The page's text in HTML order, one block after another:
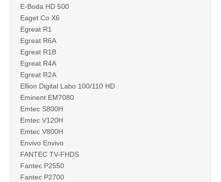
E-Boda HD 500
Eaget Co X6
Egreat R1
Egreat R6A
Egreat R1B
Egreat R4A
Egreat R2A
Ellion Digital Labo 100/110 HD
Eminent EM7080
Emtec S800H
Emtec V120H
Emtec V800H
Envivo Envivo
FANTEC TV-FHDS
Fantec P2550
Fantec P2700